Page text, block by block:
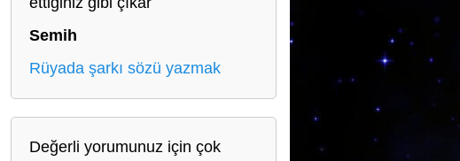
Semih
Rüyada şarkı sözü yazmak
Değerli yorumunuz için çok